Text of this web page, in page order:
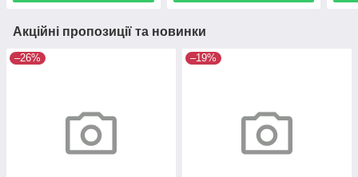
Акційні пропозиції та новинки
–26% –19%